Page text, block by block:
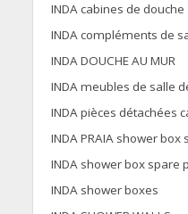
INDA cabines de douche
INDA compléments de
INDA DOUCHE AU MUR
INDA meubles de salle
INDA pièces détachées
INDA PRAIA shower box
INDA shower box spare
INDA shower boxes